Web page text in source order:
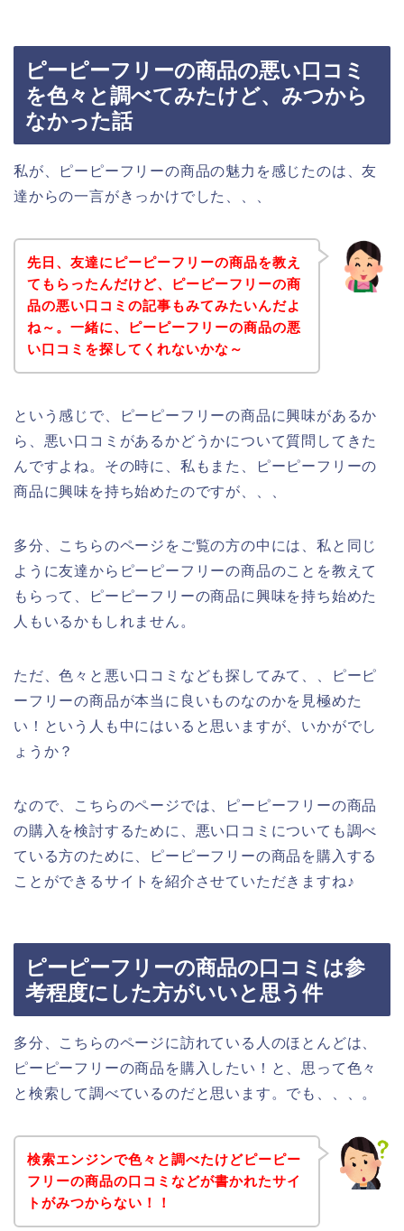
ピーピーフリーの商品の悪い口コミ
を色々と調べてみたけど、みつから
なかった話
私が、ピーピーフリーの商品の魅力を感じたのは、友
達からの一言がきっかけでした、、、
先日、友達にピーピーフリーの商品を教え
てもらったんだけど、ピーピーフリーの商
品の悪い口コミの記事もみてみたいんだよ
ね～。一緒に、ピーピーフリーの商品の悪
い口コミを探してくれないかな～
という感じで、ピーピーフリーの商品に興味があるか
ら、悪い口コミがあるかどうかについて質問してきた
んですよね。その時に、私もまた、ピーピーフリーの
商品に興味を持ち始めたのですが、、、
多分、こちらのページをご覧の方の中には、私と同じ
ように友達からピーピーフリーの商品のことを教えて
もらって、ピーピーフリーの商品に興味を持ち始めた
人もいるかもしれません。
ただ、色々と悪い口コミなども探してみて、、ピーピ
ーフリーの商品が本当に良いものなのかを見極めた
い！という人も中にはいると思いますが、いかがでし
ょうか？
なので、こちらのページでは、ピーピーフリーの商品
の購入を検討するために、悪い口コミについても調べ
ている方のために、ピーピーフリーの商品を購入する
ことができるサイトを紹介させていただきますね♪
ピーピーフリーの商品の口コミは参
考程度にした方がいいと思う件
多分、こちらのページに訪れている人のほとんどは、
ピーピーフリーの商品を購入したい！と、思って色々
と検索して調べているのだと思います。でも、、、。
検索エンジンで色々と調べたけどピーピー
フリーの商品の口コミなどが書かれたサイ
トがみつからない！！